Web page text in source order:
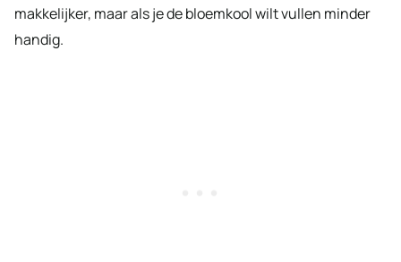
makkelijker, maar als je de bloemkool wilt vullen minder
handig.